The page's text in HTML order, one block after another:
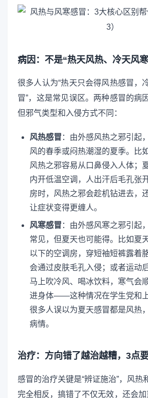
病因：不是“热天风热、冷天风
很多人认为“热天只会得风热感冒，
冒”，这是常见误区。两种感冒的病
但邪气类型和入侵方式不同：
风热感冒 ：由外感风热之邪引起
风的春季或闷热潮湿的夏季。比
风热之邪容易从口鼻侵入人体；
内开低温空调，人出汗后毛孔张
房时，风热之邪会趁机钻进去，
让症状变得更缠人。
风寒感冒 ：由外感风寒之邪引起
常见，但夏天也可能得。比如夏
以下的空调房，穿短袖短裤露着
会通过皮肤毛孔入侵；或者运动
马上吹冷风、喝冰饮料，寒气会
进身体——这种情况在学生党和上
很多人误以为夏天感冒都是风热
病情。
治疗：方向错了越治越糟，3点
感冒的治疗关键是“辨证施治”，风热
完全相反，搞错了不仅无效，还会